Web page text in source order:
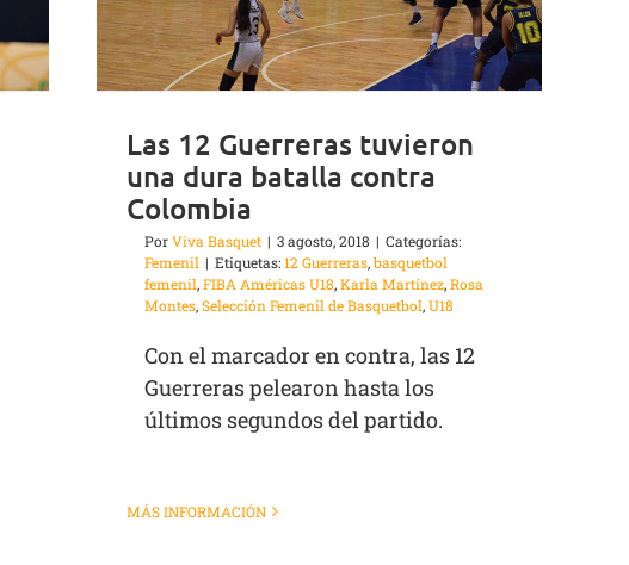
Las 12 Guerreras tuvieron
una dura batalla contra
Colombia
PorViva Basquet | 3 agosto, 2018 | Categorías:
Femenil | Etiquetas:12 Guerreras,basquetbol
femenil,FIBA Américas U18,Karla Martínez,Rosa
Montes,Selección Femenil de Basquetbol,U18
Con el marcador en contra, las 12
Guerreras pelearon hasta los
últimos segundos del partido.
MÁS INFORMACIÓN